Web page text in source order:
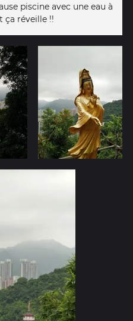
piscine avec une eau à
ça réveille !!